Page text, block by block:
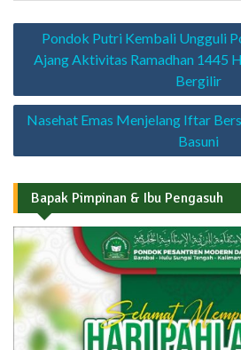
Navigasi
pos
Pondok Putri Kembali Ungguli
Ajang Aktivitas Ramadhan 1445
Bergilir
Nasehat Emas Menjelang Iftar
Basuni
Bapak Pimpinan & Ibu Pengasuh